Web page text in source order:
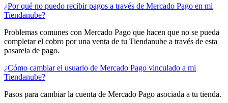
¿Por qué no puedo recibir pagos a través de Mercado Pago en mi
Tiendanube?
Problemas comunes con Mercado Pago que hacen que no se pueda
completar el cobro por una venta de tu Tiendanube a través de esta
pasarela de pago.
¿Cómo cambiar el usuario de Mercado Pago vinculado a mi
Tiendanube?
Pasos para cambiar la cuenta de Mercado Pago asociada a tu tienda.